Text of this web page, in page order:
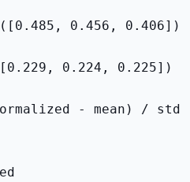
0.456, 0.406])
0.224, 0.225])
- mean) / std